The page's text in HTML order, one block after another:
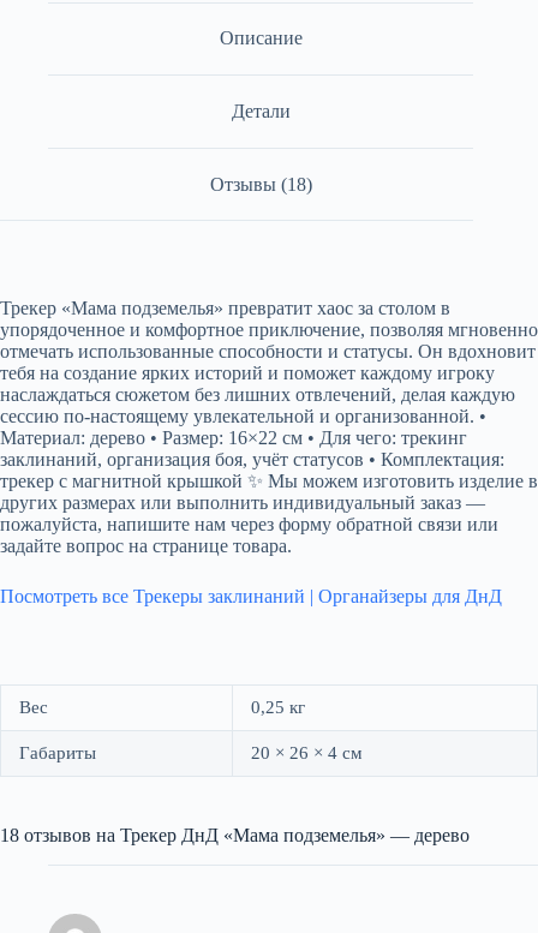
Описание
Детали
Отзывы (18)
Трекер «Мама подземелья» превратит хаос за столом в
упорядоченное и комфортное приключение, позволяя мгновенно
отмечать использованные способности и статусы. Он вдохновит
тебя на создание ярких историй и поможет каждому игроку
наслаждаться сюжетом без лишних отвлечений, делая каждую
сессию по-настоящему увлекательной и организованной. •
Материал: дерево • Размер: 16×22 см • Для чего: трекинг
заклинаний, организация боя, учёт статусов • Комплектация:
трекер с магнитной крышкой ✨ Мы можем изготовить изделие в
других размерах или выполнить индивидуальный заказ —
пожалуйста, напишите нам через форму обратной связи или
задайте вопрос на странице товара.
Посмотреть все Трекеры заклинаний | Органайзеры для ДнД
Вес 0,25 кг
Габариты 20 × 26 × 4 см
18 отзывов на Трекер ДнД «Мама подземелья» — дерево